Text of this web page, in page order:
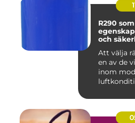
R290
och
Att välja
en av de
inom